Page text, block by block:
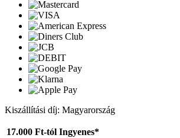
Kiszállítási díj: Magyarország
17.000 Ft-tól Ingyenes*